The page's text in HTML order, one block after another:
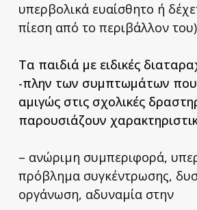
υπερβολικά ευαίσθητο ή
πίεση από το περιβάλλον
Τα παιδιά με ειδικές
-πλην των συμπτωμάτων
αμιγώς στις σχολικές
παρουσιάζουν
– ανώριμη συμπεριφορά,
πρόβλημα συγκέντρωσης,
οργάνωση, αδυναμία στην